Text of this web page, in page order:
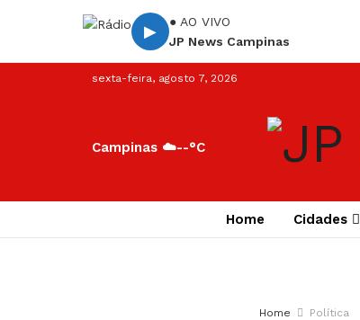
▶
● AO VIVO
JP News Campinas
sexta-feira, agosto 7, 2026
Campinas ☁️--°C
Home Cidades
Home Política